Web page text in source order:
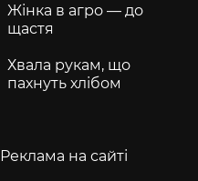
Жінка в агро — до
щастя
Хвала рукам, що
пахнуть хлібом
Реклама на сайті